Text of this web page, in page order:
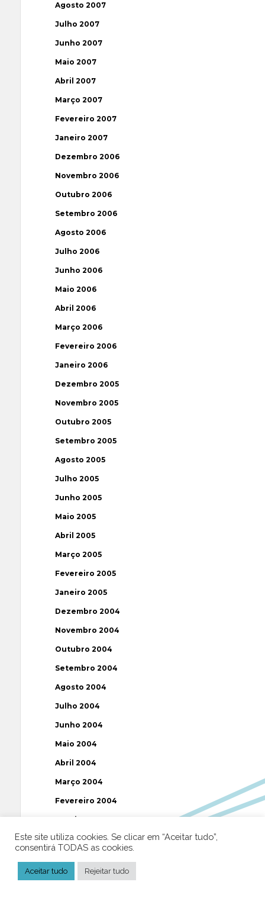
Agosto 2007
Julho 2007
Junho 2007
Maio 2007
Abril 2007
Março 2007
Fevereiro 2007
Janeiro 2007
Dezembro 2006
Novembro 2006
Outubro 2006
Setembro 2006
Agosto 2006
Julho 2006
Junho 2006
Maio 2006
Abril 2006
Março 2006
Fevereiro 2006
Janeiro 2006
Dezembro 2005
Novembro 2005
Outubro 2005
Setembro 2005
Agosto 2005
Julho 2005
Junho 2005
Maio 2005
Abril 2005
Março 2005
Fevereiro 2005
Janeiro 2005
Dezembro 2004
Novembro 2004
Outubro 2004
Setembro 2004
Agosto 2004
Julho 2004
Junho 2004
Maio 2004
Abril 2004
Março 2004
Fevereiro 2004
Janeiro 2004
Dezembro 2003
Julho 2003
Este site utiliza cookies. Se clicar em “Aceitar tudo”,
consentirá TODAS as cookies.
Aceitar tudo Rejeitar tudo